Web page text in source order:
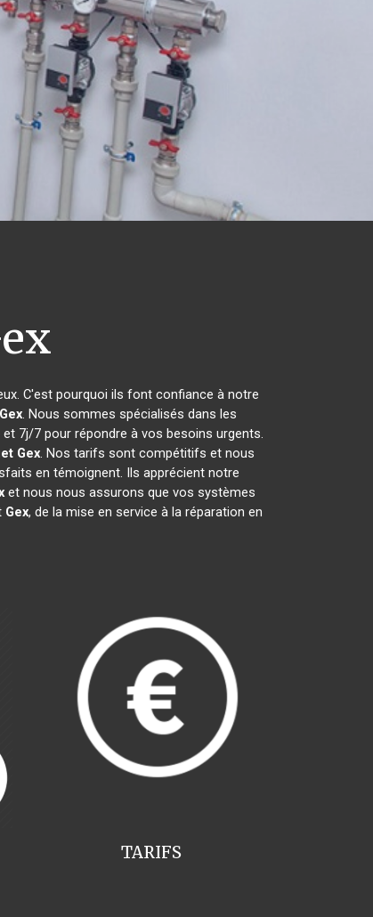
C'est pourquoi ils font confiance à notre
Gex. Nous sommes spécialisés dans les
7j/7 pour répondre à vos besoins urgents.
Gex. Nos tarifs sont compétitifs et nous
en témoignent. Ils apprécient notre
et nous nous assurons que vos systèmes
Gex, de la mise en service à la réparation en
TARIFS